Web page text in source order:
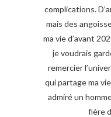
complications.
mais des
ma vie d’avant
je voudrais
remercier
qui partage ma
admiré un
fière